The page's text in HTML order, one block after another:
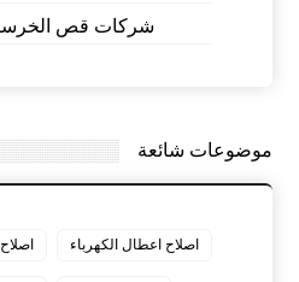
شركات قص
موضوعات شائعة
اصلاح اعطال الكهرباء